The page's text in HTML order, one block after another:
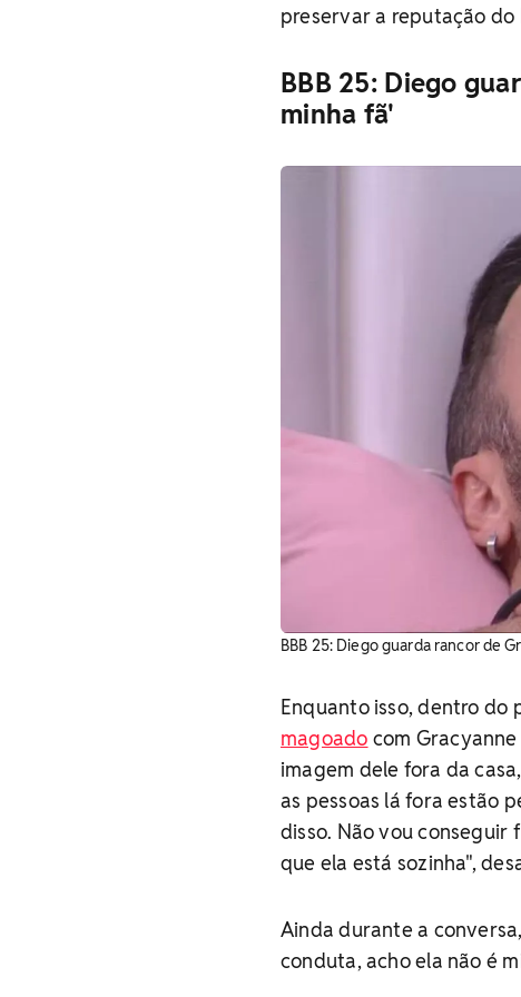
preservar a reputação do
BBB 25: Diego
minha fã'
BBB 25: Diego guarda rancor de
Enquanto isso, dentro do
magoado com
imagem dele fora da
as pessoas lá fora estão
disso. Não vou conseguir
que ela está sozinha",
Ainda durante a
conduta, acho ela não é